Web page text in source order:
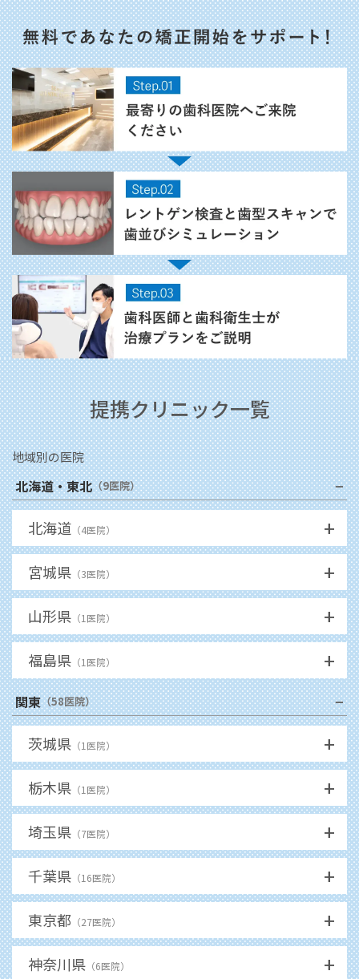
提携クリニック一覧
地域別の医院
北海道・東北（9医院） −
北海道 （4医院） +
宮城県 （3医院） +
山形県 （1 医院） +
福島県 （1 医院） +
関東（58医院） −
茨城県 （1 医院） +
栃木県 （1 医院） +
埼玉県 （7医院） +
千葉県 （16医院） +
東京都 （27医院） +
神奈川県 （6医院） +